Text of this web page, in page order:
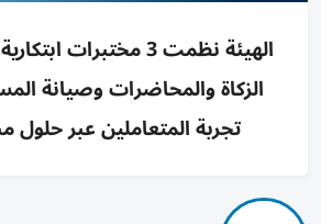
الهيئة نظمت 3 مختبرات
الزكاة والمحاضرات وصيانة
تجربة المتعاملين عبر حلول